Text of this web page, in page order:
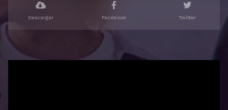
Descargar Facebook Twitter